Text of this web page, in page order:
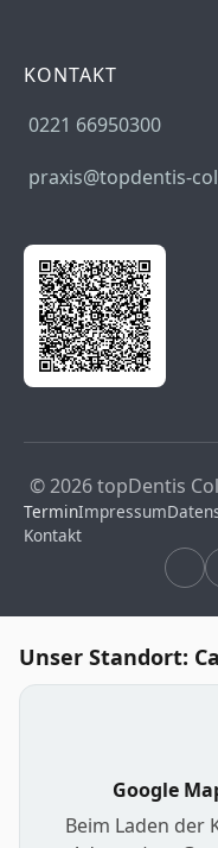
KONTAKT
0221 66950300
praxis@topdentis-
© 2026 topDentis
TerminImpressum
Kontakt
Unser Standort:
Google
Beim Laden der